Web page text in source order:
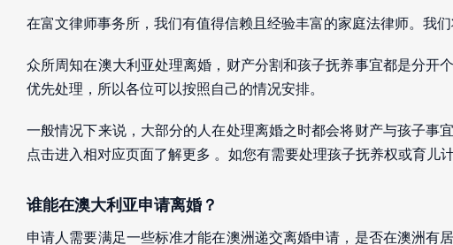
在富文律师事务所，我们有值得信赖且经验丰富的家庭法律师。我
众所周知在澳大利亚处理离婚，财产分割和孩子抚养事宜都是分开
优先处理，所以各位可以按照自己的情况安排。
一般情况下来说，大部分的人在处理离婚之时都会将财产与孩子事
点击进入相对应页面了解更多 。如您有需要处理孩子抚养权或育儿
谁能在澳大利亚申请离婚？
申请人需要满足一些标准才能在澳洲递交离婚申请，是否在澳洲有